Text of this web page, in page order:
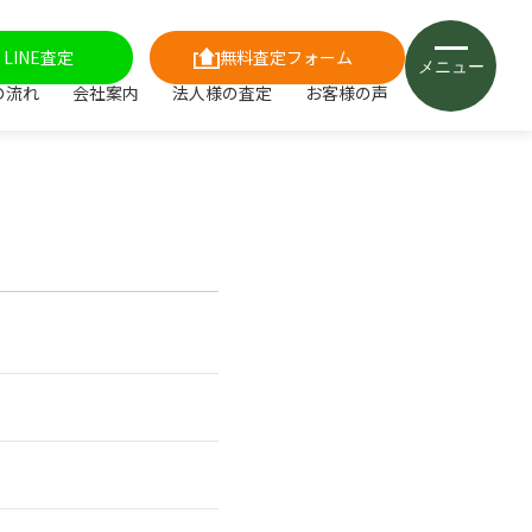
査定
無料査定フォーム
流れ 会社案内 法人様の査定 お客様の声
メニュー